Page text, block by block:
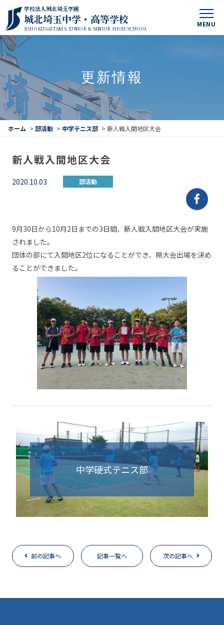
MENU
学校法人城北埼玉学園
城北埼玉中学・高等学校
JOHOKUSAITAMA JUNIOR & SENIOR HIGH SCHOOL
更新情報
ホーム > 部活動 > 中学テニス部 > 新人戦入間地区大会
新人戦入間地区大会
2020.10.03 部活動
9月30日から10月2日までの3日間、新人戦入間地区大会が実施
されました。
団体の部にて入間地区2位になることができ、県大会出場を決め
ることができました。
中学硬式テニス部
前の記事へ 記事一覧へ 次の記事へ